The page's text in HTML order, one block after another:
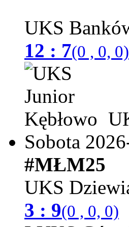
UKS
12 : 7(0 , 0, 0)
Sobota
#MŁM25
UKS
3 : 9(0 , 0, 0)